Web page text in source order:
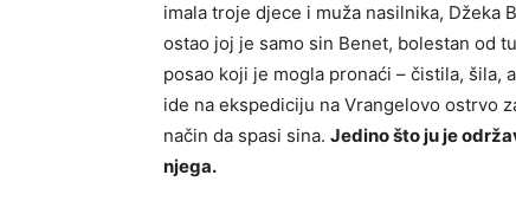
imala troje djece i muža nasilnika, Džeka
ostao joj je samo sin Benet, bolestan od
posao koji je mogla pronaći – čistila, šila,
ide na ekspediciju na Vrangelovo ostrvo
način da spasi sina. Jedino što ju je
njega.